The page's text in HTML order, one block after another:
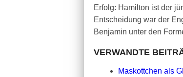
Erfolg: Hamilton ist der
Entscheidung war der
Benjamin unter den
VERWANDTE
Maskottchen als